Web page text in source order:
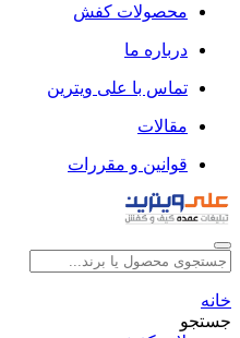
محصولات کفش
درباره ما
تماس با علی ویترین
مقالات
قوانین و مقررات
خانه
جستجو